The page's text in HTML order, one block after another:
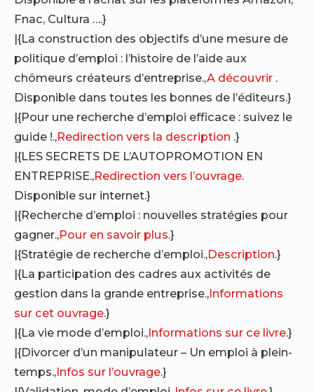
Fnac, Cultura ….}
|{La construction des objectifs d’une mesure de
politique d’emploi : l’histoire de l’aide aux
chômeurs créateurs d’entreprise.,A découvrir .
Disponible dans toutes les bonnes de l’éditeurs.}
|{Pour une recherche d’emploi efficace : suivez le
guide !.,Redirection vers la description .}
|{LES SECRETS DE L’AUTOPROMOTION EN
ENTREPRISE.,Redirection vers l’ouvrage.
Disponible sur internet.}
|{Recherche d’emploi : nouvelles stratégies pour
gagner.,Pour en savoir plus.}
|{Stratégie de recherche d’emploi.,Description.}
|{La participation des cadres aux activités de
gestion dans la grande entreprise.,Informations
sur cet ouvrage.}
|{La vie mode d’emploi.,Informations sur ce livre.}
|{Divorcer d’un manipulateur – Un emploi à plein-
temps.,Infos sur l’ouvrage.}